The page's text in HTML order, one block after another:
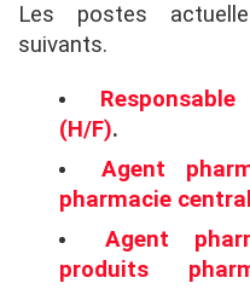
Les postes
suivants.
(H/F).
Agent
pharmacie
Agent
produits